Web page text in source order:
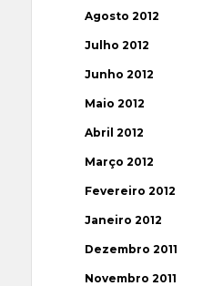
Agosto 2012
Julho 2012
Junho 2012
Maio 2012
Abril 2012
Março 2012
Fevereiro 2012
Janeiro 2012
Dezembro 2011
Novembro 2011